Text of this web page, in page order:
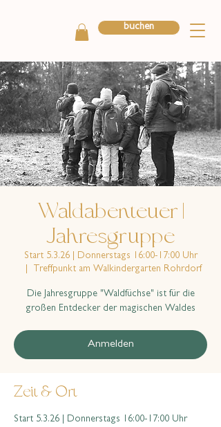
buchen
Waldabenteuer |
Jahresgruppe
Start 5.3.26 | Donnerstags 16:00-17:00 Uhr
Treffpunkt am Walkindergarten Rohrdorf
Die Jahresgruppe "Waldfüchse" ist für die
großen Entdecker der magischen Waldes
Anmelden
Zeit & Ort
Start 5.3.26 | Donnerstags 16:00-17:00 Uhr